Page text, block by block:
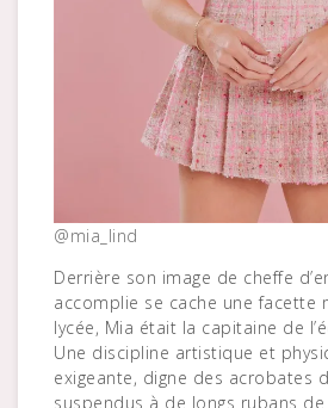
@mia_lind
Derrière son image de cheffe
accomplie se cache une facette
lycée, Mia était la capitaine de
Une discipline artistique et
exigeante, digne des acrobates
suspendus à de longs rubans